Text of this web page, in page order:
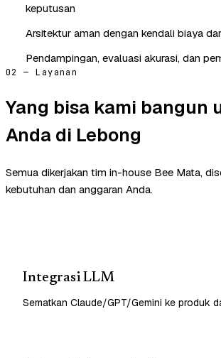
keputusan
Arsitektur aman dengan kendali biaya
Pendampingan, evaluasi akurasi, dan
02 — Layanan
Yang bisa kami bangun
Anda di Lebong
Semua dikerjakan tim in-house Bee Mata,
kebutuhan dan anggaran Anda.
Integrasi LLM
Sematkan Claude/GPT/Gemini ke produk